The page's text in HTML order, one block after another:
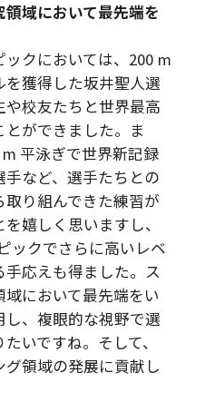
域において最先端を
クにおいては、200 m
獲得した坂井聖人選
校友たちと世界最高
ができました。ま
平泳ぎで世界新記録
など、選手たちとの
り組んできた練習が
嬉しく思いますし、
ックでさらに高いレベ
応えも得ました。ス
において最先端をい
し、複眼的な視野で選
いですね。そして、
領域の発展に貢献し